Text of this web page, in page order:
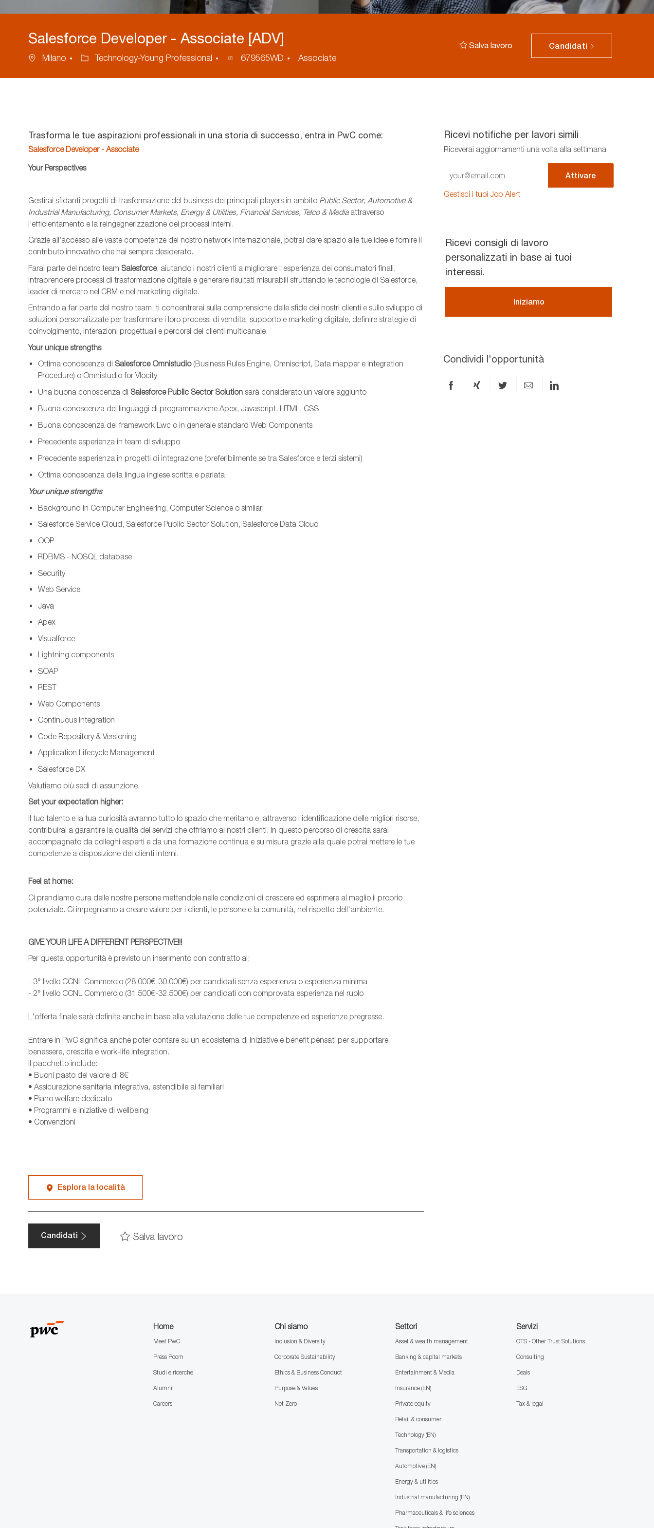
Salesforce Developer - Associate [ADV]
Ubicazione
Milano Categoria
Technology-Young Professional
ID
679565WD Associate
Salva lavoro Candidati
Trasforma le tue aspirazioni professionali in una storia di successo, entra in PwC come:
Salesforce Developer - Associate
Your Perspectives
Gestirai sfidanti progetti di trasformazione del business dei principali players in ambito Public Sector, Automotive &
Industrial Manufacturing, Consumer Markets, Energy & Utilities, Financial Services, Telco & Mediaattraverso
l’efficientamento e la reingegnerizzazione dei processi interni.
Grazie all’accesso alle vaste competenze del nostro network internazionale, potrai dare spazio alle tue idee e fornire il
contributo innovativo che hai sempre desiderato.
Farai parte del nostro team Salesforce, aiutando i nostri clienti a migliorare l'esperienza dei consumatori finali,
intraprendere processi di trasformazione digitale e generare risultati misurabili sfruttando le tecnologie di Salesforce,
leader di mercato nel CRM e nel marketing digitale.
Entrando a far parte del nostro team, ti concentrerai sulla comprensione delle sfide dei nostri clienti e sullo sviluppo di
soluzioni personalizzate per trasformare i loro processi di vendita, supporto e marketing digitale, definire strategie di
coinvolgimento, interazioni progettuali e percorsi dei clienti multicanale.
Your unique strengths
Ottima conoscenza di Salesforce Omnistudio(Business Rules Engine, Omniscript, Data mapper e Integration
Procedure) o Omnistudio for Vlocity
Una buona conoscenza di Salesforce Public Sector Solution sarà considerato un valore aggiunto
Buona conoscenza dei linguaggi di programmazione Apex, Javascript, HTML, CSS
Buona conoscenza del framework Lwc o in generale standard Web Components
Precedente esperienza in team di sviluppo
Precedente esperienza in progetti di integrazione (preferibilmente se tra Salesforce e terzi sistemi)
Ottima conoscenza della lingua inglese scritta e parlata
Your unique strengths
Background in Computer Engineering, Computer Science o similari
Salesforce Service Cloud , Salesforce Public Sector Solution, Salesforce Data Cloud
OOP
RDBMS - NOSQL database
Security
Web Service
Java
Apex
Visualforce
Lightning components
SOAP
REST
Web Components
Continuous Integration
Code Repository & Versioning
Application Lifecycle Management
Salesforce DX
Valutiamo più sedi di assunzione.
Setyour expectation higher:
Il tuo talento e la tua curiosità avranno tutto lo spazio che meritano e, attraverso l’identificazione delle migliori risorse,
contribuirai a garantire la qualità dei servizi che offriamo ai nostri clienti. In questo percorso di crescita sarai
accompagnato da colleghi esperti e da una formazione continua e su misura grazie alla quale potrai mettere le tue
competenze a disposizione dei clienti interni.
Feel athome:
Ci prendiamo cura delle nostre persone mettendole nelle condizioni di crescere ed esprimere al meglio il proprio
potenziale. Ci impegniamo a creare valore per i clienti, le persone e la comunità, nel rispetto dell'ambiente.
GIVE YOUR LIFE A DIFFERENT PERSPECTIVE!!!
Per questa opportunità è previsto un inserimento con contratto al:
- 3° livello CCNL Commercio (28.000€-30.000€) per candidati senza esperienza o esperienza minima
- 2° livello CCNL Commercio (31.500€-32.500€) per candidati con comprovata esperienza nel ruolo
L'offerta finale sarà definita anche in base alla valutazione delle tue competenze ed esperienze pregresse.
Entrare in PwC significa anche poter contare su un ecosistema di iniziative e benefit pensati per supportare
benessere, crescita e work-life integration.
Il pacchetto include:
• Buoni pasto del valore di 8€
• Assicurazione sanitaria integrativa, estendibile ai familiari
• Piano welfare dedicato
• Programmi e iniziative di wellbeing
• Convenzioni
Esplora la località
Candidati Salva lavoro
Ricevi notifiche per lavori simili
Riceverai aggiornamenti una volta alla settimana
Email
address
Attivare
Gestisci i tuoi Job Alert
Ricevi consigli di lavoro
personalizzati in base ai tuoi
interessi.
Iniziamo
Condividi l'opportunità
CondividiCondividiCondividiCondividiCondividi
Home
Meet PwC
Press Room
Studi e ricerche
Alumni
Careers
Chi siamo
Inclusion & Diversity
Corporate Sustainability
Ethics & Business Conduct
Purpose & Values
Net Zero
Settori
Asset & wealth management
Banking & capital markets
Entertainment & Media
Insurance (EN)
Private equity
Retail & consumer
Technology (EN)
Transportation & logistics
Automotive (EN)
Energy & utilities
Industrial manufacturing (EN)
Pharmaceuticals & life sciences
Servizi
OTS - Other Trust Solutions
Consulting
Deals
ESG
Tax & legal